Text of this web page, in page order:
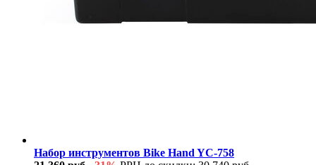
Набор инструментов Bike Hand YC-758